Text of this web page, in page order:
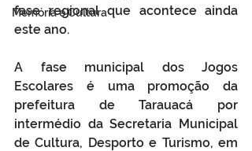
Memória e Cultura
fase regional que acontece ainda
este ano.
A fase municipal dos Jogos
Escolares é uma promoção da
prefeitura de Tarauacá por
intermédio da Secretaria Municipal
de Cultura, Desporto e Turismo, em